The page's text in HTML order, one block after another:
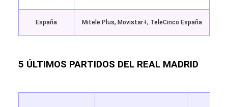
España Mitele Plus, Movistar+, TeleCinco España
5 ÚLTIMOS PARTIDOS DEL REAL MADRID